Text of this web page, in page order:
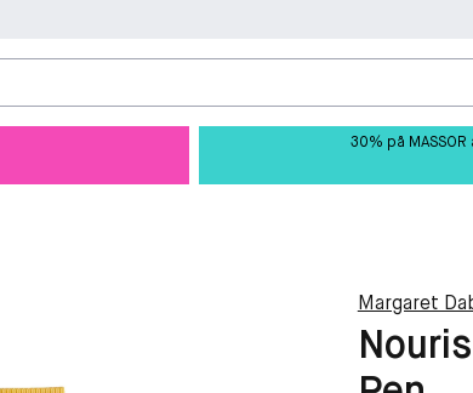
30% på
Margaret